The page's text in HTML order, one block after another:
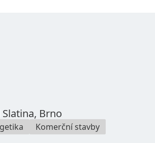
Brno
Komerční stavby